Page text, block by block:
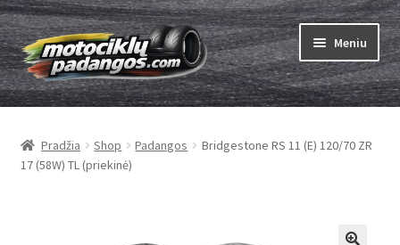
Pereiti
prie
meniu
Pereiti
prie
turinio
Meniu
Padangos
menu
Kameros
menu
Pradžia Shop Padangos
Bridgestone RS 11 (E) 120/70 ZR
17 (58W) TL (priekinė)